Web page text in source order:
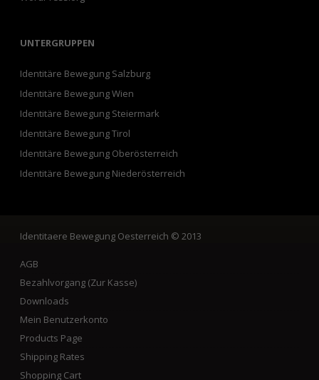
UNTERGRUPPEN
Identitäre Bewegung Salzburg
Identitäre Bewegung Wien
Identitäre Bewegung Steiermark
Identitäre Bewegung Tirol
Identitäre Bewegung Oberösterreich
Identitäre Bewegung Niederösterreich
Identitaere Bewegung Oesterreich © 2013
AGB
Bezahlvorgang (Zur Kasse)
Downloads
Mein Benutzerkonto
Products Page
Shipping Rates
Shopping Cart